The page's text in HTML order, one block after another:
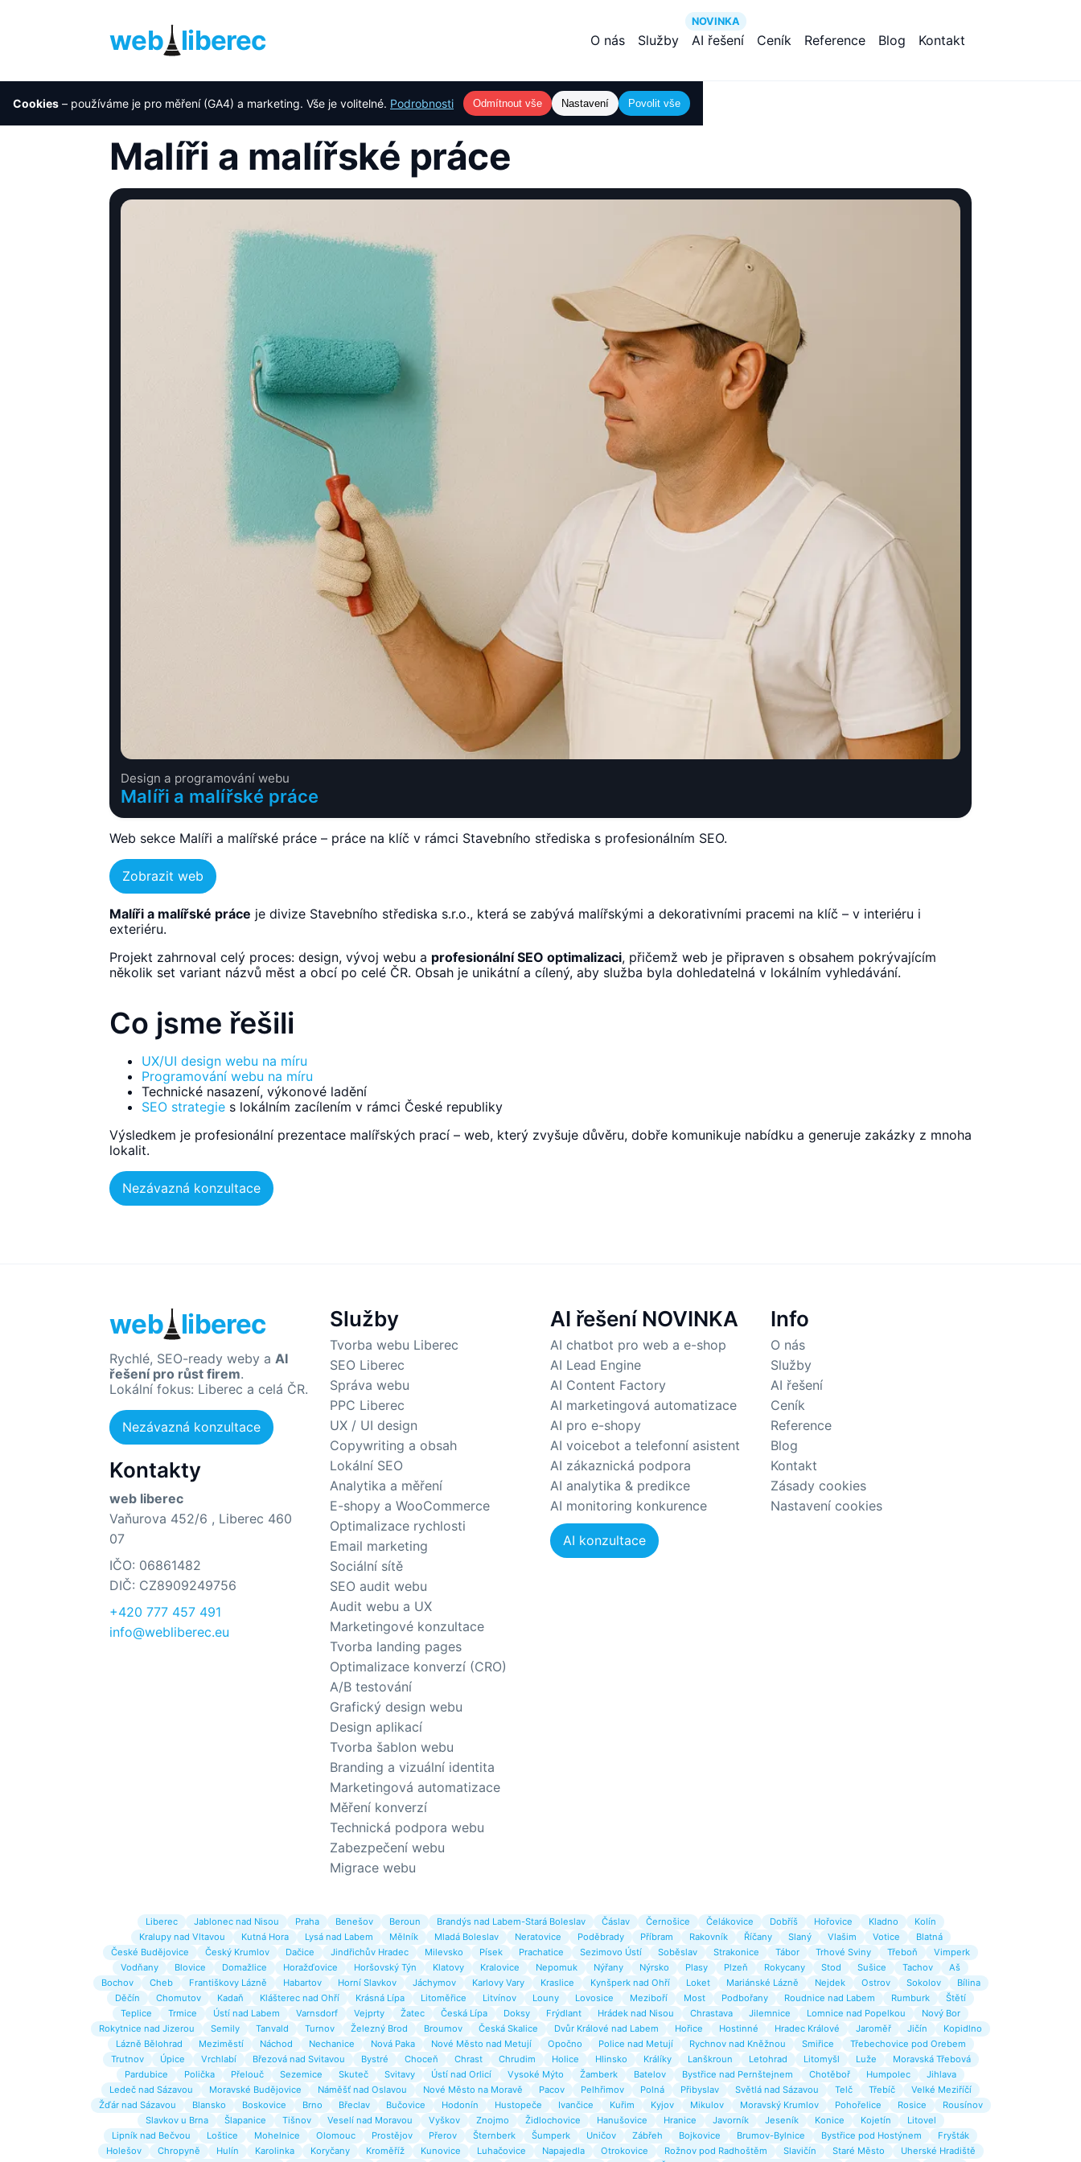
web liberec O nás Služby
NOVINKA
AI řešení Ceník Reference Blog Kontakt
Cookies – používáme je pro měření (GA4) a marketing. Vše je volitelné. Podrobnosti Odmítnout vše Nastavení Povolit vše
Úvod › Reference Malíři a malířské práce
Malíři a malířské práce
Design a programování webu
Malíři a malířské práce
Web sekce Malíři a malířské práce – práce na klíč v rámci Stavebního střediska s profesionálním SEO.
Zobrazit web
Malíři a malířské práce je divize Stavebního střediska s.r.o., která se zabývá malířskými a dekorativními pracemi na klíč – v interiéru i
exteriéru.
Projekt zahrnoval celý proces: design, vývoj webu a profesionální SEO optimalizaci, přičemž web je připraven s obsahem pokrývajícím
několik set variant názvů měst a obcí po celé ČR. Obsah je unikátní a cílený, aby služba byla dohledatelná v lokálním vyhledávání.
Co jsme řešili
UX/UI design webu na míru
Programování webu na míru
Technické nasazení, výkonové ladění
SEO strategie s lokálním zacílením v rámci České republiky
Výsledkem je profesionální prezentace malířských prací – web, který zvyšuje důvěru, dobře komunikuje nabídku a generuje zakázky z mnoha
lokalit.
Nezávazná konzultace
web liberec
Rychlé, SEO-ready weby a AI
řešení pro růst firem.
Lokální fokus: Liberec a celá ČR.
Nezávazná konzultace
Kontakty
web liberec
Vaňurova 452/6 , Liberec 460
07
IČO: 06861482
DIČ: CZ8909249756
+420 777 457 491
info@webliberec.eu
Služby
Tvorba webu Liberec
SEO Liberec
Správa webu
PPC Liberec
UX / UI design
Copywriting a obsah
Lokální SEO
Analytika a měření
E-shopy a WooCommerce
Optimalizace rychlosti
Email marketing
Sociální sítě
SEO audit webu
Audit webu a UX
Marketingové konzultace
Tvorba landing pages
Optimalizace konverzí (CRO)
A/B testování
Grafický design webu
Design aplikací
Tvorba šablon webu
Branding a vizuální identita
Marketingová automatizace
Měření konverzí
Technická podpora webu
Zabezpečení webu
Migrace webu
AI řešení NOVINKA
AI chatbot pro web a e-shop
AI Lead Engine
AI Content Factory
AI marketingová automatizace
AI pro e-shopy
AI voicebot a telefonní asistent
AI zákaznická podpora
AI analytika & predikce
AI monitoring konkurence
AI konzultace
Info
O nás
Služby
AI řešení
Ceník
Reference
Blog
Kontakt
Zásady cookies
Nastavení cookies
Liberec Jablonec nad Nisou Praha Benešov Beroun Brandýs nad Labem-Stará Boleslav Čáslav Černošice Čelákovice Dobříš Hořovice Kladno
Kolín
Kralupy nad Vltavou
Kutná Hora Lysá nad Labem Mělník Mladá Boleslav Neratovice Poděbrady Příbram Rakovník Říčany Slaný Vlašim Votice
Blatná
České Budějovice
Český Krumlov Dačice Jindřichův Hradec Milevsko Písek Prachatice Sezimovo Ústí Soběslav Strakonice Tábor Trhové Sviny Třeboň
Vimperk
Vodňany
Blovice Domažlice Horažďovice Horšovský Týn Klatovy Kralovice Nepomuk Nýřany Nýrsko Plasy Plzeň Rokycany Stod Sušice Tachov
Aš
Bochov
Cheb Františkovy Lázně Habartov Horní Slavkov Jáchymov Karlovy Vary Kraslice Kynšperk nad Ohří Loket Mariánské Lázně Nejdek Ostrov Sokolov
Bílina
Děčín
Chomutov Kadaň Klášterec nad Ohří Krásná Lípa Litoměřice Litvínov Louny Lovosice Meziboří Most Podbořany Roudnice nad Labem Rumburk
Štětí
Teplice
Trmice Ústí nad Labem Varnsdorf Vejprty Žatec Česká Lípa Doksy Frýdlant Hrádek nad Nisou Chrastava Jilemnice Lomnice nad Popelkou
Nový Bor
Rokytnice nad Jizerou
Semily Tanvald Turnov Železný Brod Broumov Česká Skalice Dvůr Králové nad Labem Hořice Hostinné Hradec Králové Jaroměř Jičín
Kopidlno
Lázně Bělohrad
Meziměstí Náchod Nechanice Nová Paka Nové Město nad Metují Opočno Police nad Metují Rychnov nad Kněžnou Smiřice
Třebechovice pod Orebem
Trutnov
Úpice Vrchlabí Březová nad Svitavou Bystré Choceň Chrast Chrudim Holice Hlinsko Králíky Lanškroun Letohrad Litomyšl Luže
Moravská Třebová
Pardubice
Polička Přelouč Sezemice Skuteč Svitavy Ústí nad Orlicí Vysoké Mýto Žamberk Batelov Bystřice nad Pernštejnem Chotěboř Humpolec
Jihlava
Ledeč nad Sázavou
Moravské Budějovice Náměšť nad Oslavou Nové Město na Moravě Pacov Pelhřimov Polná Přibyslav Světlá nad Sázavou Telč Třebíč
Velké Meziříčí
Žďár nad Sázavou
Blansko Boskovice Brno Břeclav Bučovice Hodonín Hustopeče Ivančice Kuřim Kyjov Mikulov Moravský Krumlov Pohořelice Rosice
Rousínov
Slavkov u Brna
Šlapanice Tišnov Veselí nad Moravou Vyškov Znojmo Židlochovice Hanušovice Hranice Javorník Jeseník Konice Kojetín
Litovel
Lipník nad Bečvou
Loštice Mohelnice Olomouc Prostějov Přerov Šternberk Šumperk Uničov Zábřeh Bojkovice Brumov-Bylnice Bystřice pod Hostýnem
Fryšták
Holešov
Chropyně Hulín Karolinka Koryčany Kroměříž Kunovice Luhačovice Napajedla Otrokovice Rožnov pod Radhoštěm Slavičín Staré Město
Uherské Hradiště